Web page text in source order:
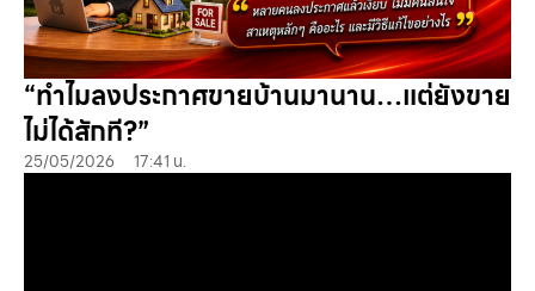
“ทำไมลงประกาศขายบ้านมานาน…แต่ยังขาย
ไม่ได้สักที?”
25/05/2026 17:41 น.